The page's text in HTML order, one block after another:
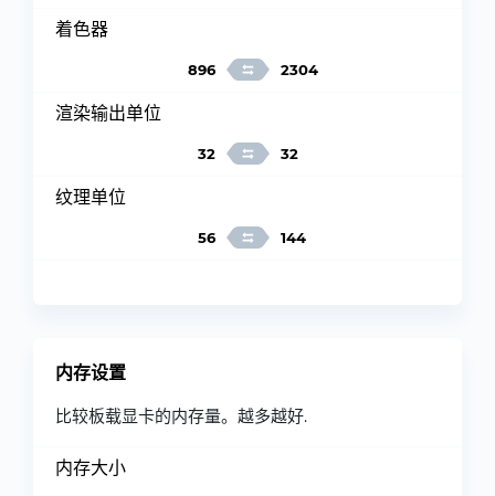
着色器
896 2304
渲染输出单位
32 32
纹理单位
56 144
内存设置
比较板载显卡的内存量。越多越好.
内存大小